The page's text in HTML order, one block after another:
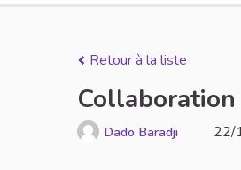
Retour à la liste
Dado Baradji 22/